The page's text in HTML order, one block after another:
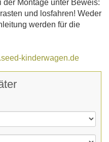
Montage unter Beweis:
und losfahren! Weder
werden für die
kinderwagen.de